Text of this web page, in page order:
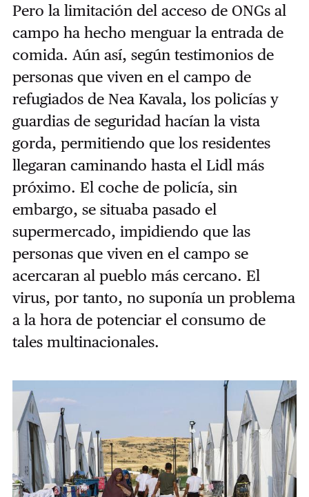
Pero la limitación del acceso de ONGs al
campo ha hecho menguar la entrada de
comida. Aún así, según testimonios de
personas que viven en el campo de
refugiados de Nea Kavala, los policías y
guardias de seguridad hacían la vista
gorda, permitiendo que los residentes
llegaran caminando hasta el Lidl más
próximo. El coche de policía, sin
embargo, se situaba pasado el
supermercado, impidiendo que las
personas que viven en el campo se
acercaran al pueblo más cercano. El
virus, por tanto, no suponía un problema
a la hora de potenciar el consumo de
tales multinacionales.